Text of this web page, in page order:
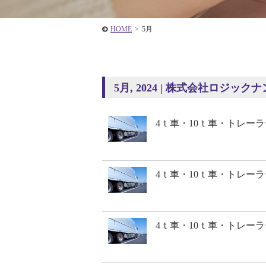
HOME > 5月
5月, 2024 | 株式会社ロジックナ
4ｔ車・10ｔ車・トレー
4ｔ車・10ｔ車・トレー
4ｔ車・10ｔ車・トレー